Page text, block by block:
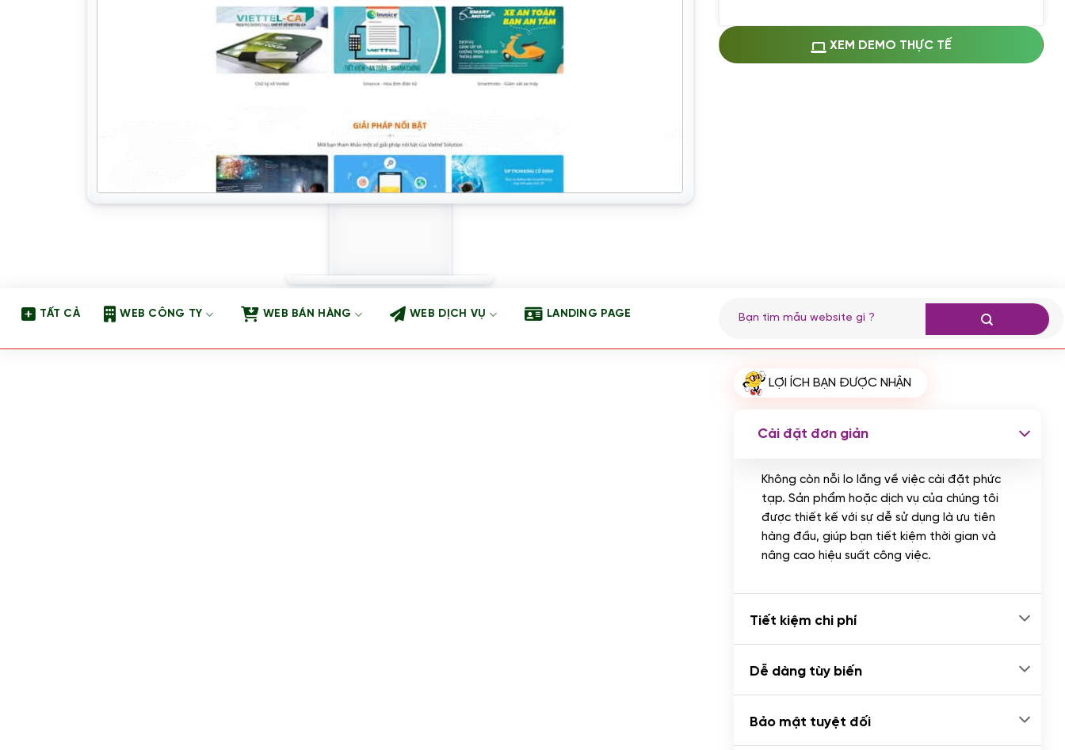
Thay logo + thông tin doanh nghiệp
(+100.000 VND)
Cài đặt plugin theo yêu cầu
(+100.000 VND)
qua ngân hàng vietcombank,
XEM DEMO THỰC TẾ
TẤT CẢ WEB CÔNG TY WEB BÁN HÀNG WEB DỊCH VỤ LANDING PAGE
kiếm:
LỢI ÍCH BẠN ĐƯỢC NHẬN
Cài đặt đơn giản
Không còn nỗi lo lắng về việc cài đặt phức
tạp. Sản phẩm hoặc dịch vụ của chúng tôi
được thiết kế với sự dễ sử dụng là ưu tiên
hàng đầu, giúp bạn tiết kiệm thời gian và
nâng cao hiệu suất công việc.
Tiết kiệm chi phí
Dễ dàng tùy biến
Bảo mật tuyệt đối